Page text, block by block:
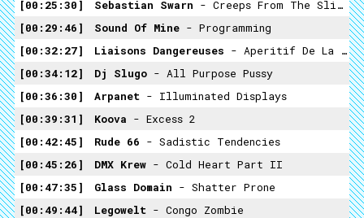
00:25:30
Sebastian Swarn - Creeps From The Slime Of The Ocean
00:29:46
Sound Of Mine - Programming
00:32:27
Liaisons Dangereuses - Aperitif De La Mort
00:34:12
Dj Slugo - All Purpose Pussy
00:36:30
Arpanet - Illuminated Displays
00:39:31
Koova - Excess 2
00:42:45
Rude 66 - Sadistic Tendencies
00:45:26
DMX Krew - Cold Heart Part II
00:47:35
Glass Domain - Shatter Prone
00:49:44
Legowelt - Congo Zombie